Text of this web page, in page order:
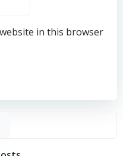
in this browser